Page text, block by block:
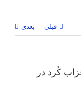
قبلی بعدی
کُرد در